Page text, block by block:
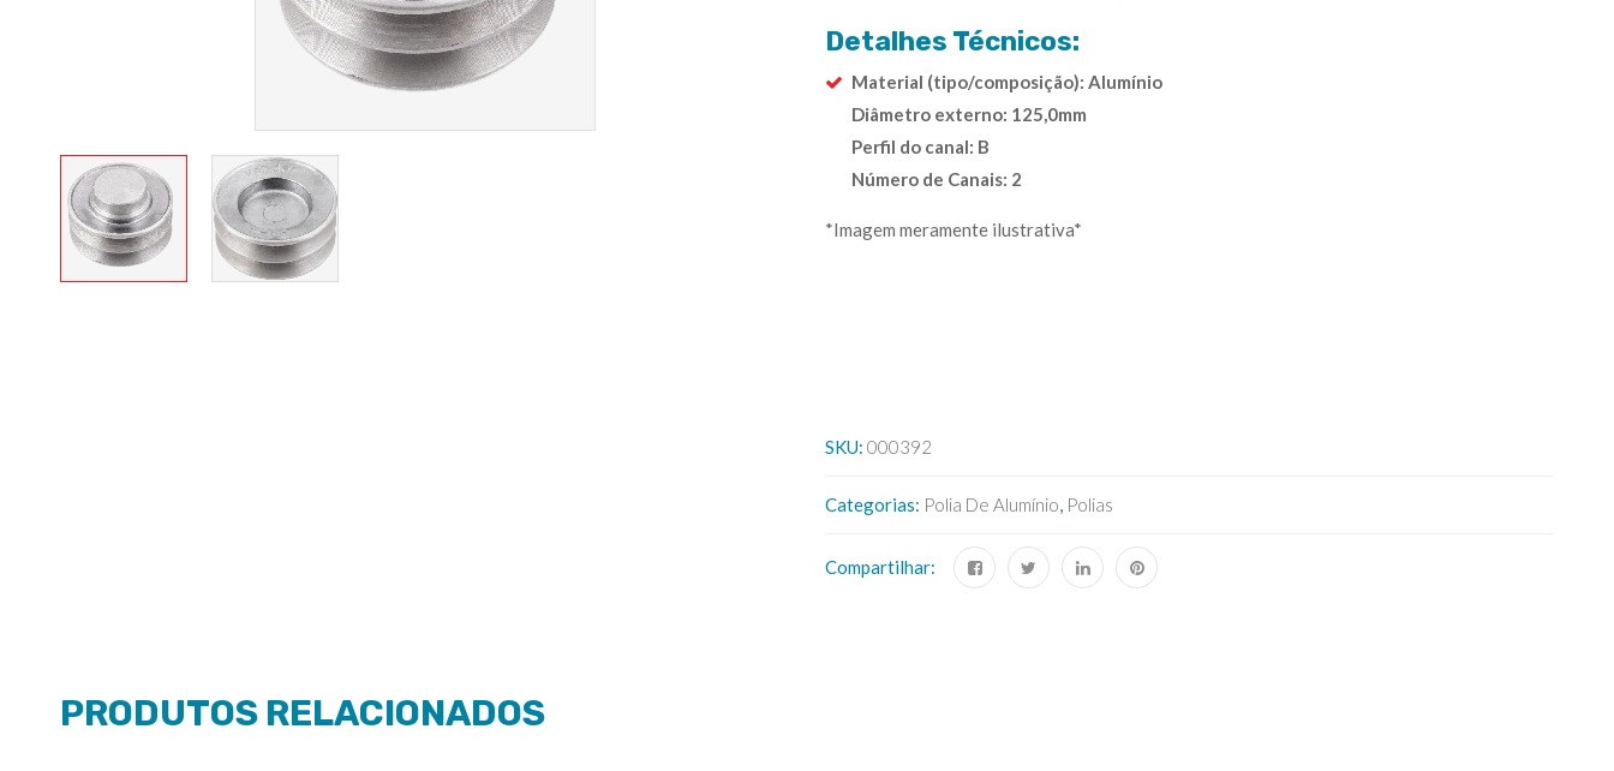
Detalhes Técnicos:
Material (tipo/composição): Alumínio
Diâmetro externo: 125,0mm
Perfil do canal: B
Número de Canais: 2
*Imagem meramente ilustrativa*
SKU: 000392
Categorias: Polia De Alumínio, Polias
Compartilhar:
PRODUTOS RELACIONADOS